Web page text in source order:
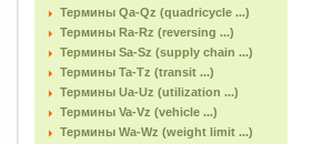
Термины Qa-Qz (quadricycle ...)
Термины Ra-Rz (reversing ...)
Термины Sa-Sz (supply chain ...)
Термины Ta-Tz (transit ...)
Термины Ua-Uz (utilization ...)
Термины Va-Vz (vehicle ...)
Термины Wa-Wz (weight limit ...)